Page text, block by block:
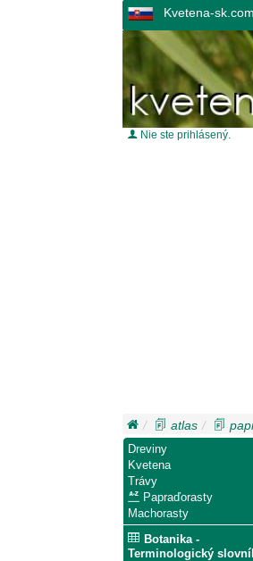
Kvetena-sk.com
Nie ste prihlásený.
atlas
Dreviny
Kvetena
Trávy
Papraďorasty
Machorasty
Botanika -
Terminologický